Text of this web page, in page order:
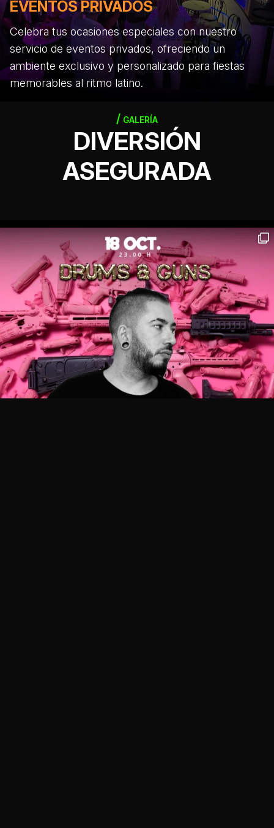
EVENTOS PRIVADOS
Celebra tus ocasiones especiales con nuestro
servicio de eventos privados, ofreciendo un
ambiente exclusivo y personalizado para fiestas
memorables al ritmo latino.
GALERÍA
DIVERSIÓN
ASEGURADA